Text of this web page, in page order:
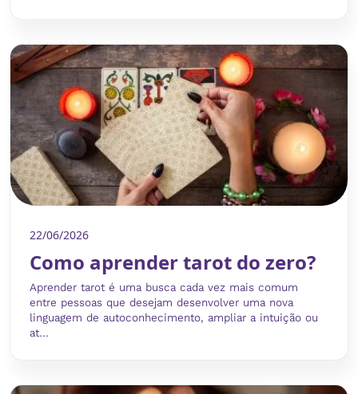
22/06/2026
Como aprender tarot do zero?
Aprender tarot é uma busca cada vez mais comum
entre pessoas que desejam desenvolver uma nova
linguagem de autoconhecimento, ampliar a intuição ou
at...